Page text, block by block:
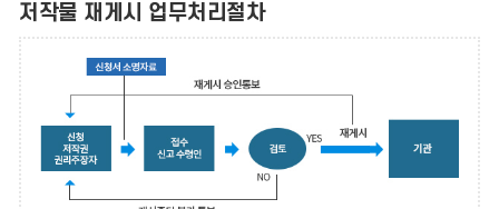
저작물 재게시 업무처리절차